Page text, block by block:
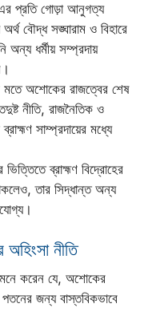
প্রতি গোড়া আনুগত্য
বৌদ্ধ সঙ্ঘারাম ও বিহারে
ধর্মীয় সম্প্রদায়
অশোকের রাজত্বের শেষ
নীতি, রাজনৈতিক ও
সাম্প্রদায়ের মধ্যে
ব্রাহ্মণ বিদ্রোহের
তার সিদ্ধান্ত অন্য
নীতি
করেন যে, অশোকের
পতনের জন্য বাস্তবিকভাবে